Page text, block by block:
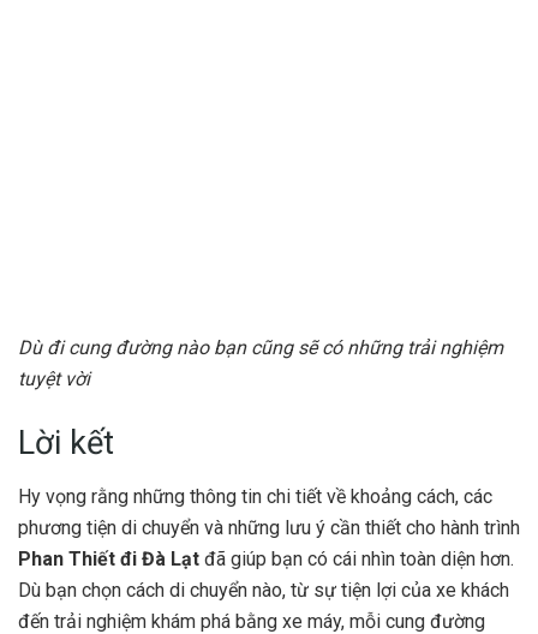
Dù đi cung đường nào bạn cũng sẽ có những trải nghiệm
tuyệt vời
Lời kết
Hy vọng rằng những thông tin chi tiết về khoảng cách, các
phương tiện di chuyển và những lưu ý cần thiết cho hành trình
Phan Thiết đi Đà Lạt đã giúp bạn có cái nhìn toàn diện hơn.
Dù bạn chọn cách di chuyển nào, từ sự tiện lợi của xe khách
đến trải nghiệm khám phá bằng xe máy, mỗi cung đường